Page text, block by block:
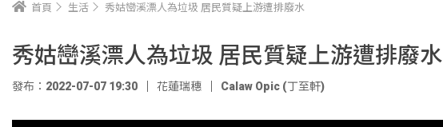
首頁 生活 秀姑巒溪漂人為垃圾 居民質疑上游遭排廢水
秀姑巒溪漂人為垃圾 居民質疑上游遭排廢水
發布：2022-07-07 19:30 花蓮瑞穗 Calaw Opic (丁至軒)